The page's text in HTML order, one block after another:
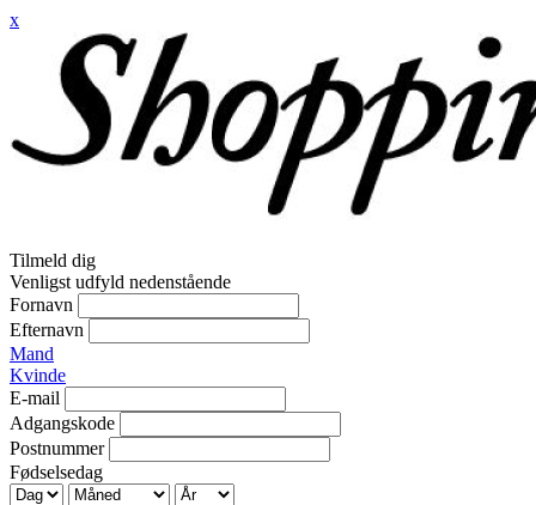
x
Tilmeld dig
Venligst udfyld nedenstående
Fornavn
Efternavn
Mand
Kvinde
E-mail
Adgangskode
Postnummer
Fødselsedag